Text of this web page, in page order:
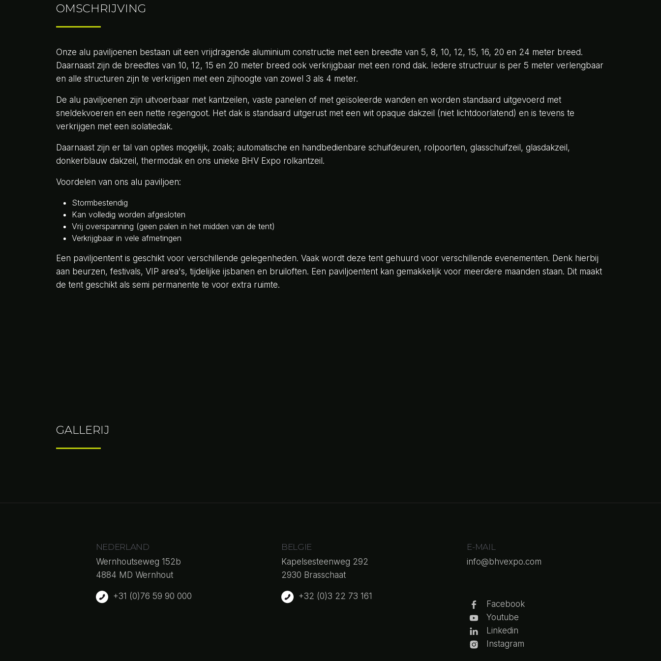
OMSCHRIJVING
Onze alu paviljoenen bestaan uit een vrijdragende aluminium constructie met een breedte van 5, 8, 10, 12, 15, 16, 20 en 24 meter breed.
Daarnaast zijn de breedtes van 10, 12, 15 en 20 meter breed ook verkrijgbaar met een rond dak. Iedere structruur is per 5 meter verlengbaar
en alle structuren zijn te verkrijgen met een zijhoogte van zowel 3 als 4 meter.
De alu paviljoenen zijn uitvoerbaar met kantzeilen, vaste panelen of met geïsoleerde wanden en worden standaard uitgevoerd met
sneldekvoeren en een nette regengoot. Het dak is standaard uitgerust met een wit opaque dakzeil (niet lichtdoorlatend) en is tevens te
verkrijgen met een isolatiedak.
Daarnaast zijn er tal van opties mogelijk, zoals; automatische en handbedienbare schuifdeuren, rolpoorten, glasschuifzeil, glasdakzeil,
donkerblauw dakzeil, thermodak en ons unieke BHV Expo rolkantzeil.
Voordelen van ons alu paviljoen:
Stormbestendig
Kan volledig worden afgesloten
Vrij overspanning (geen palen in het midden van de tent)
Verkrijgbaar in vele afmetingen
Een paviljoentent is geschikt voor verschillende gelegenheden. Vaak wordt deze tent gehuurd voor verschillende evenementen. Denk hierbij
aan beurzen, festivals, VIP area's, tijdelijke ijsbanen en bruiloften. Een paviljoentent kan gemakkelijk voor meerdere maanden staan. Dit maakt
de tent geschikt als semi permanente te voor extra ruimte.
GALLERIJ
NEDERLAND
Wernhoutseweg 152b
4884 MD Wernhout
+31 (0)76 59 90 000
BELGIE
Kapelsesteenweg 292
2930 Brasschaat
+32 (0)3 22 73 161
E-MAIL
info@bhvexpo.com
Facebook
Youtube
Linkedin
Instagram